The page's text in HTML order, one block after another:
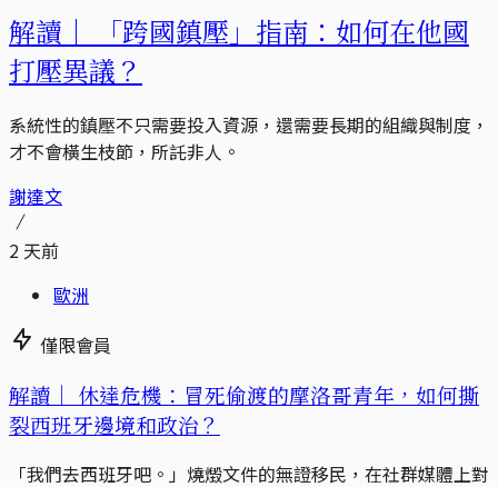
解讀｜
「跨國鎮壓」指南：如何在他國
打壓異議？
系統性的鎮壓不只需要投入資源，還需要長期的組織與制度，
才不會橫生枝節，所託非人。
謝達文
2 天前
歐洲
僅限會員
解讀｜ 休達危機：冒死偷渡的摩洛哥青年，如何撕
裂西班牙邊境和政治？
「我們去西班牙吧。」燒燬文件的無證移民，在社群媒體上對